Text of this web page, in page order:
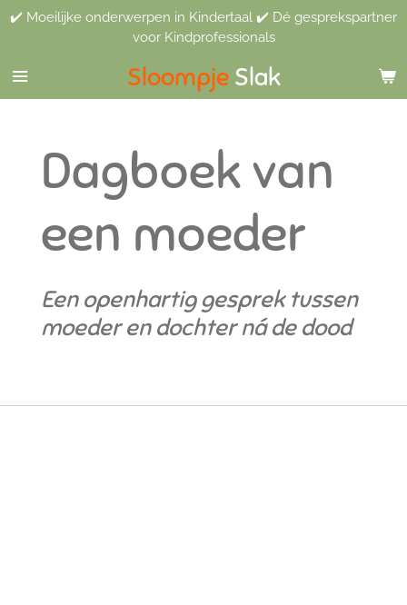
Ga
de
hoofdinhoud
Sloompje Slak
✔️ Moeilijke onderwerpen in Kindertaal ✔️ Dé gesprekspartner
voor Kindprofessionals
Dagboek van
een moeder
Een openhartig gesprek tussen
moeder en dochter ná de dood